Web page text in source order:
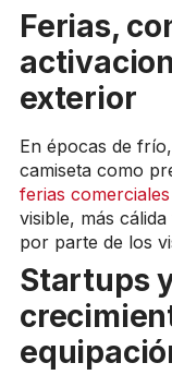
Ferias,
exterior
En épocas de
camiseta como
ferias comerciales
visible, más
por parte de los
Startups